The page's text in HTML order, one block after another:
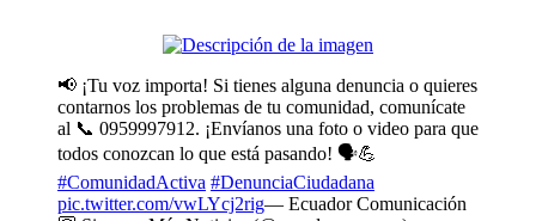
📢 ¡Tu voz importa! Si tienes alguna denuncia o quieres
contarnos los problemas de tu comunidad, comunícate
al 📞 0959997912. ¡Envíanos una foto o video para que
todos conozcan lo que está pasando! 🗣️💪
#ComunidadActiva #DenunciaCiudadana
pic.twitter.com/vwLYcj2rig— Ecuador Comunicación